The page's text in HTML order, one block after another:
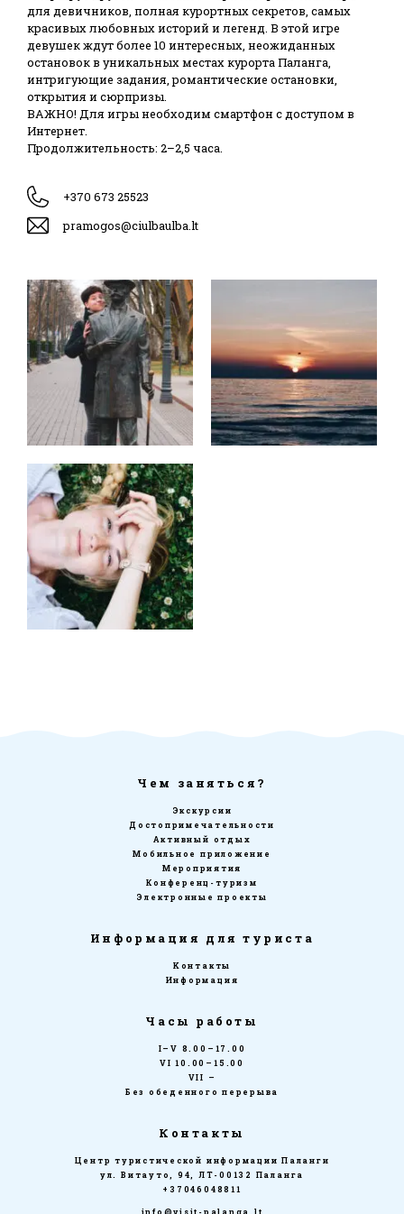
для девичников, полная курортных секретов, самых
красивых любовных историй и легенд. В этой игре
девушек ждут более 10 интересных, неожиданных
остановок в уникальных местах курорта Паланга,
интригующие задания, романтические остановки,
открытия и сюрпризы.
ВАЖНО! Для игры необходим смартфон с доступом в
Интернет.
Продолжительность: 2–2,5 часа.
+370 673 25523
pramogos@ciulbaulba.lt
Чем заняться?
Экскурсии
Достопримечательности
Активный отдых
Мобильное приложение
Мероприятия
Конференц-туризм
Электронные проекты
Информация для туриста
Kонтакты
Информация
Часы работы
I–V 8.00–17.00
VI 10.00–15.00
VII –
Без обеденного перерыва
Контакты
Центр туристической информации Паланги
ул. Витауто, 94, ЛТ-00132 Паланга
+37046048811
info@visit-palanga.lt